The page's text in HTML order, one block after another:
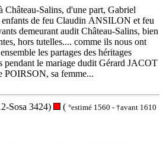
Salins, d'une part, Gabriel
de feu Claudin ANSILON et feu
demeurant audit Château-Salins, bien
hors tutelles.... comme ils nous ont
les partages des héritages
pendant le mariage dudit Gérard JACOT
POIRSON, sa femme...
Sosa 3424) ( °estimé 1560 - †avant 1610